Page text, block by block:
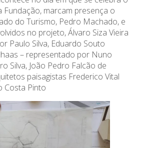
Emprego
Concursos
Agenda
Notícias
Fundação, marcam presença o
do Turismo, Pedro Machado, e
no projeto, Álvaro Siza Vieira
Paulo Silva, Eduardo Souto
– representado por Nuno
Silva, João Pedro Falcão de
paisagistas Frederico Vital
Costa Pinto